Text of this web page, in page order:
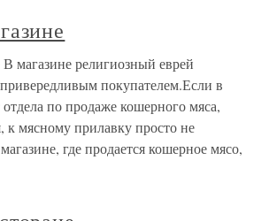
магазине религиозный еврей
покупателем.Если в
отдела по продаже кошерного мяса,
к мясному прилавку просто не
где продается кошерное мясо,